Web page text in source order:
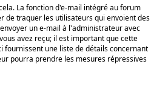
La fonction d'e-mail intégré au forum
de traquer les utilisateurs qui envoient des
un e-mail à l'administrateur avec
avez reçu; il est important que cette
fournissent une liste de détails concernant
pourra prendre les mesures répressives